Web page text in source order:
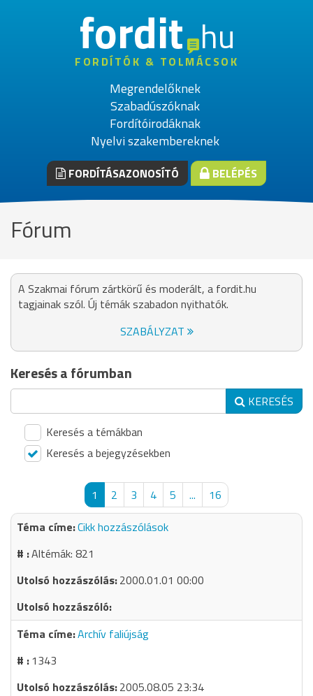
fordithu
FORDÍTÓK & TOLMÁCSOK
Megrendelőknek
Szabadúszóknak
Fordítóirodáknak
Nyelvi szakembereknek
FORDÍTÁSAZONOSÍTÓ BELÉPÉS
Fórum
A Szakmai fórum zártkörű és moderált, a fordit.hu
tagjainak szól. Új témák szabadon nyithatók.
SZABÁLYZAT
Keresés a fórumban
KERESÉS
Keresés a témákban
Keresés a bejegyzésekben
1 2 3 4 5 ...
16
Cikk hozzászólások
Altémák: 821
2000.01.01 00:00
Archív faliújság
1343
2005.08.05 23:34